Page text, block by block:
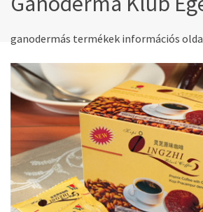
ganodermás termékek információs